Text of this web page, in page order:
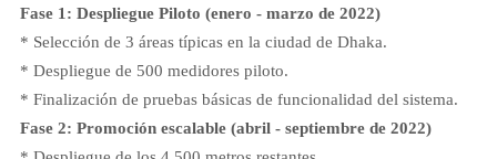
Fase 1: Despliegue Piloto (enero - marzo de 2022)
* Selección de 3 áreas típicas en la ciudad de Dhaka.
* Despliegue de 500 medidores piloto.
* Finalización de pruebas básicas de funcionalidad del sistema.
Fase 2: Promoción escalable (abril - septiembre de 2022)